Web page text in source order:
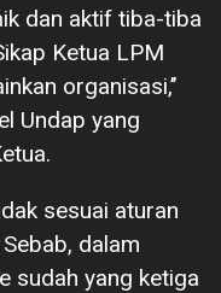
dan aktif tiba-tiba
Ketua LPM
organisasi,’’
Undap yang
sesuai aturan
dalam
sudah yang ketiga